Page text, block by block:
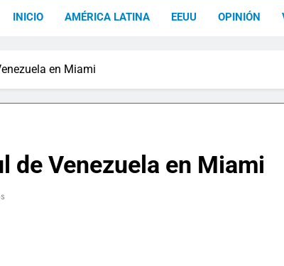
INICIO AMÉRICA LATINA EEUU OPINIÓN
en Miami
de Venezuela en Miami